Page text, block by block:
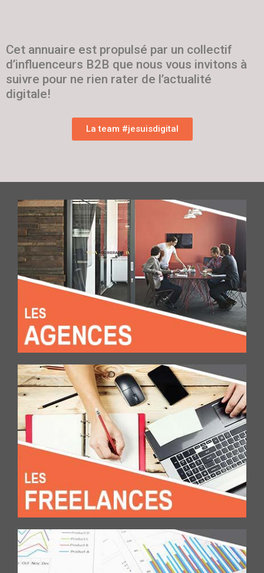
Cet annuaire est propulsé par un collectif
d’influenceurs B2B que nous vous invitons à
suivre pour ne rien rater de l’actualité
digitale!
La team #jesuisdigital